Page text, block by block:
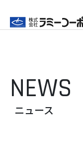
NEWS
ニュース